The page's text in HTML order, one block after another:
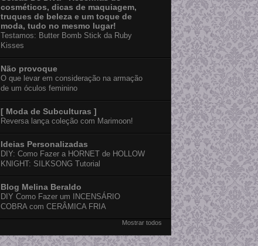
cosméticos, dicas de maquiagem,
truques de beleza e um toque de
moda, tudo no mesmo lugar!
Testamos: Butter Bomb Stick da Ruby
Kisses
Não provoque
O que levar em consideração na armação
de um óculos feminino
[ Moda de Subculturas ]
Reversa lança coleção com Marimoon!
Ideias Personalizadas
DIY: Como Fazer a HORNET de HOLLOW
KNIGHT: SILKSONG Tutorial
Blog Melina Beraldo
DIY Como Fazer um INCENSÁRIO
COBRA com CERÂMICA FRIA
Mostrar todos